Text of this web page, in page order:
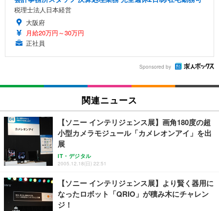
税理士法人日本経営
大阪府
月給20万円～30万円
正社員
Sponsored by
関連ニュース
【ソニー インテリジェンス展】画角180度の超
小型カメラモジュール「カメレオンアイ」を出
展
IT・デジタル
2005.12.18(日) 22:51
【ソニー インテリジェンス展】より賢く器用に
なったロボット「QRIO」が積み木にチャレン
ジ！